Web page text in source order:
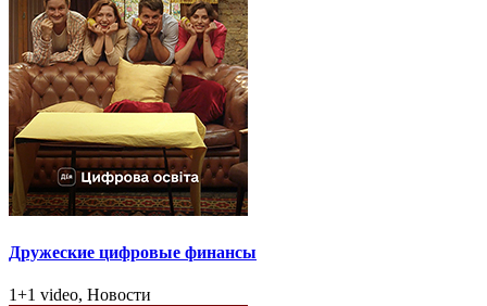
Дружеские цифровые финансы
1+1 video, Новости